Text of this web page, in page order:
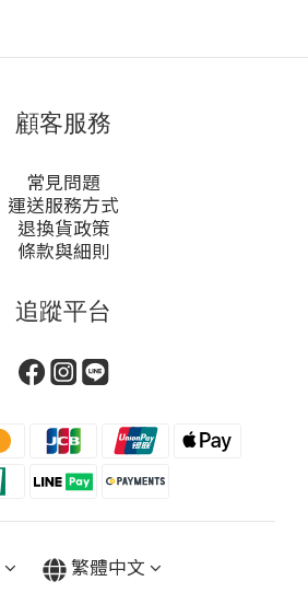
顧客服務
常見問題
運送服務方式
退換貨政策
條款與細則
追蹤平台
繁體中文